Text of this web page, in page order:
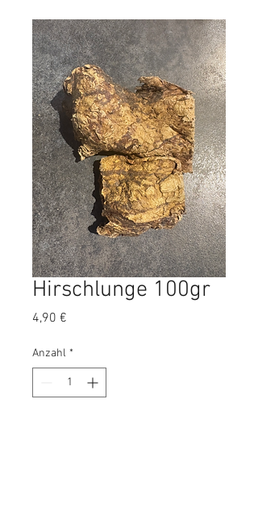
Hirschlunge 100gr
4,90 €
Anzahl *